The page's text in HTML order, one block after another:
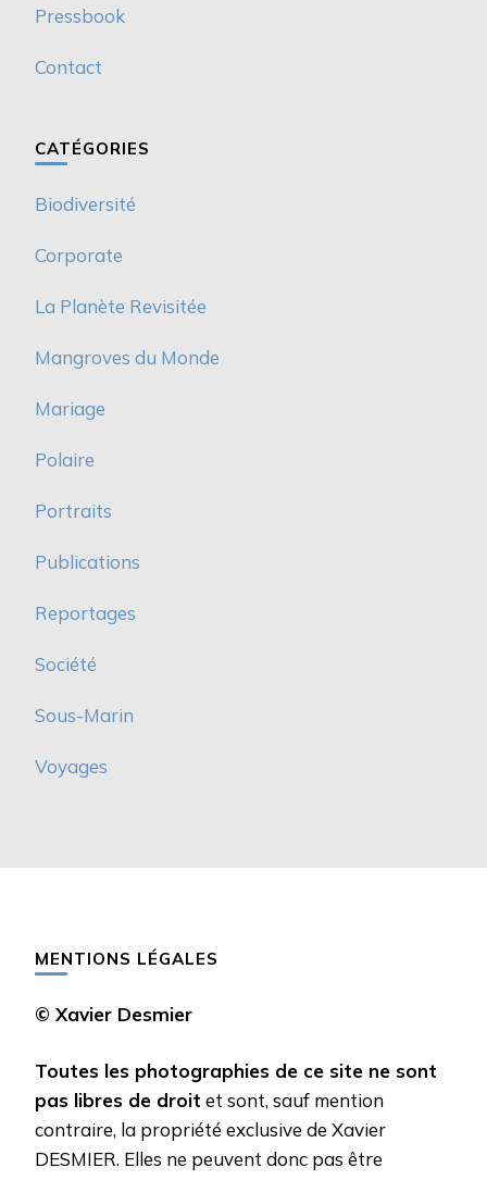
Pressbook
Contact
CATÉGORIES
Biodiversité
Corporate
La Planète Revisitée
Mangroves du Monde
Mariage
Polaire
Portraits
Publications
Reportages
Société
Sous-Marin
Voyages
MENTIONS LÉGALES
© Xavier Desmier
Toutes les photographies de ce site ne sont
pas libres de droit et sont, sauf mention
contraire, la propriété exclusive de Xavier
DESMIER. Elles ne peuvent donc pas être